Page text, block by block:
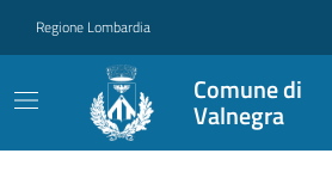
Regione Lombardia
Comune di
Valnegra